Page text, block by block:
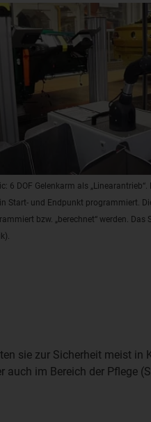
6 DOF Gelenkarm als „Linearantrieb“.
Start- und Endpunkt programmiert.
bzw. „berechnet“ werden.
sie zur Sicherheit meist in
im Bereich der Pflege